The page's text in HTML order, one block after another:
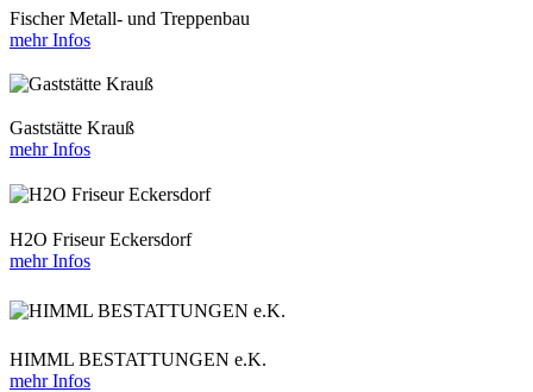
Fischer Metall- und Treppenbau
mehr Infos
Gaststätte Krauß
mehr Infos
H2O Friseur Eckersdorf
mehr Infos
HIMML BESTATTUNGEN e.K.
mehr Infos